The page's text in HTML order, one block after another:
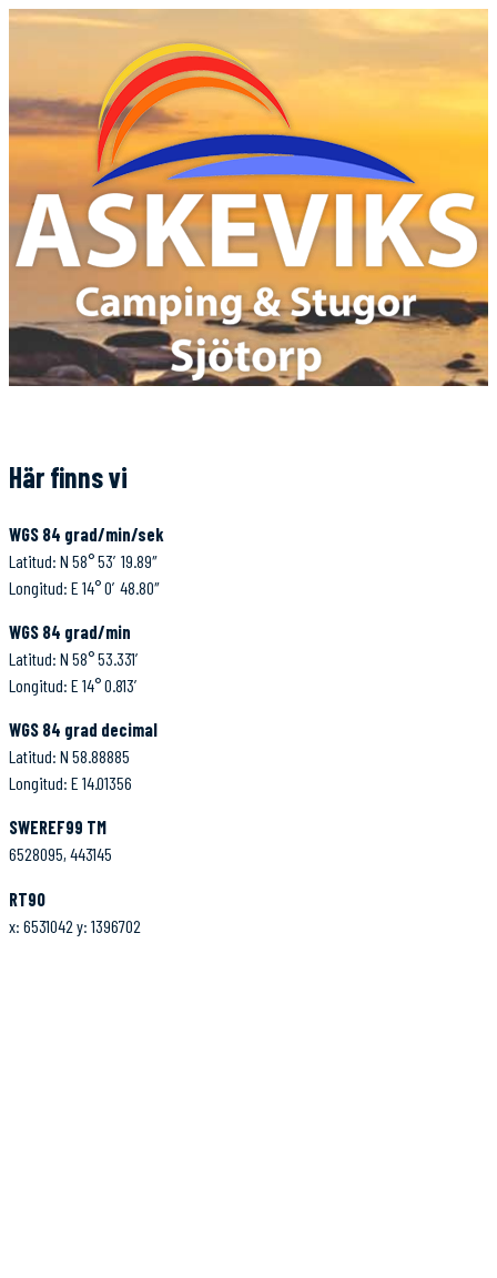
Här finns vi
WGS 84 grad/min/sek
Latitud: N 58° 53′ 19.89″
Longitud: E 14° 0′ 48.80″
WGS 84 grad/min
Latitud: N 58° 53.331′
Longitud: E 14° 0.813′
WGS 84 grad decimal
Latitud: N 58.88885
Longitud: E 14.01356
SWEREF99 TM
6528095, 443145
RT90
x: 6531042 y: 1396702